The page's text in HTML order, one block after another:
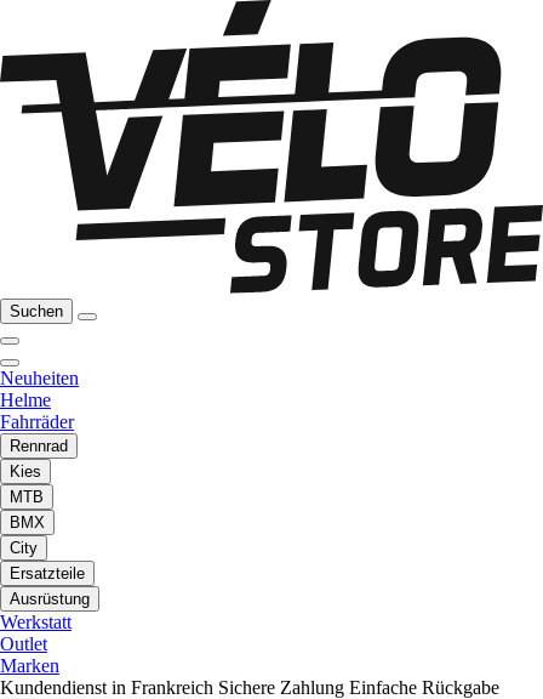
Suchen
Neuheiten
Helme
Fahrräder
Rennrad
Kies
MTB
BMX
City
Ersatzteile
Ausrüstung
Werkstatt
Outlet
Marken
Kundendienst in Frankreich Sichere Zahlung Einfache Rückgabe